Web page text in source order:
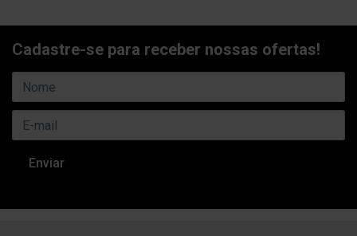
Cadastre-se para receber nossas ofertas!